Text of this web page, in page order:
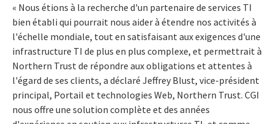
« Nous étions à la recherche d'un partenaire de services TI
bien établi qui pourrait nous aider à étendre nos activités à
l'échelle mondiale, tout en satisfaisant aux exigences d'une
infrastructure TI de plus en plus complexe, et permettrait à
Northern Trust de répondre aux obligations et attentes à
l'égard de ses clients, a déclaré Jeffrey Blust, vice-président
principal, Portail et technologies Web, Northern Trust. CGI
nous offre une solution complète et des années